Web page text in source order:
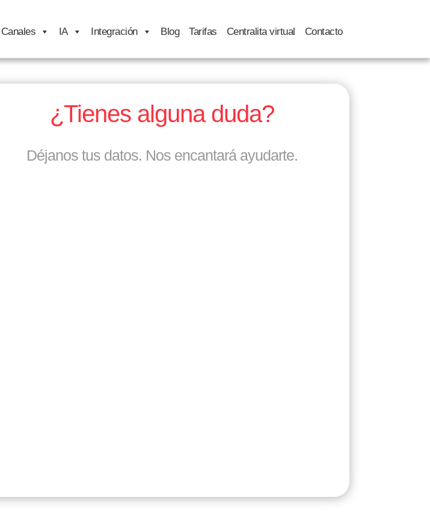
Canales IA Integración Blog Tarifas Centralita virtual Contacto
¿Tienes alguna duda?
Déjanos tus datos. Nos encantará ayudarte.